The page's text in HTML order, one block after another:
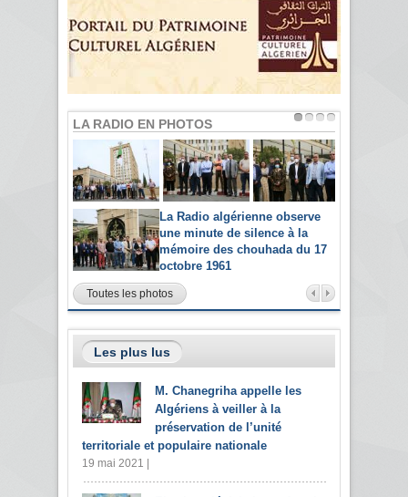
LA RADIO EN PHOTOS
La Radio algérienne observe
une minute de silence à la
mémoire des chouhada du 17
octobre 1961
Toutes les photos
Les plus lus
M. Chanegriha appelle les
Algériens à veiller à la
préservation de l’unité
territoriale et populaire nationale
19 mai 2021 |